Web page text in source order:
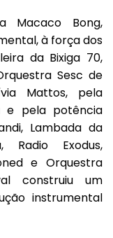
Macaco Bong,
à força dos
da Bixiga 70,
Sesc de
Mattos, pela
e pela potência
Lambada da
Radio Exodus,
e Orquestra
construiu um
instrumental